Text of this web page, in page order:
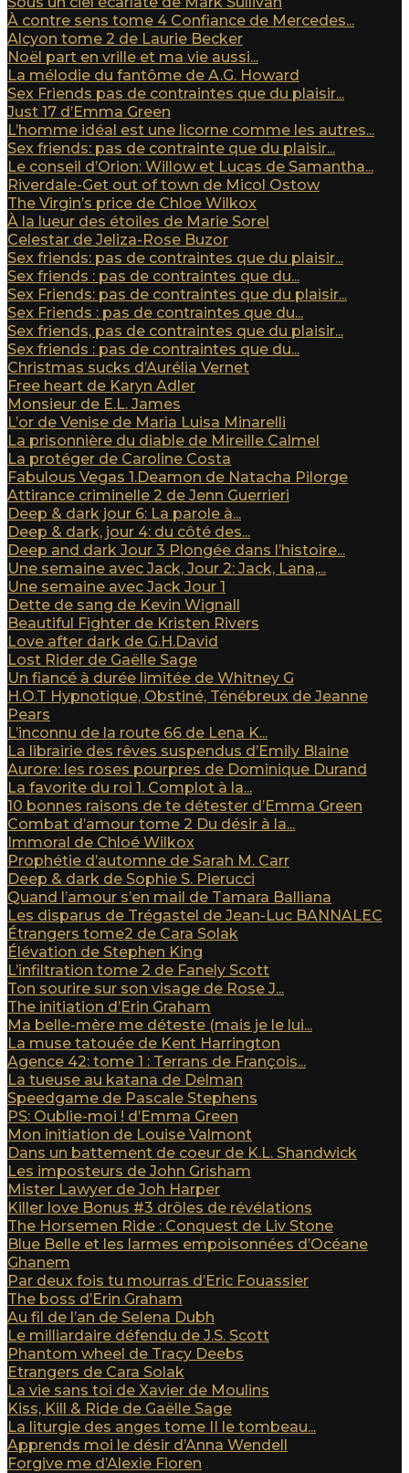
À contre sens tome 4 Confiance de Mercedes...
Alcyon tome 2 de Laurie Becker
Noël part en vrille et ma vie aussi...
La mélodie du fantôme de A.G. Howard
Sex Friends pas de contraintes que du plaisir...
Just 17 d’Emma Green
L’homme idéal est une licorne comme les autres...
Sex friends: pas de contrainte que du plaisir...
Le conseil d’Orion: Willow et Lucas de Samantha...
Riverdale-Get out of town de Micol Ostow
The Virgin’s price de Chloe Wilkox
À la lueur des étoiles de Marie Sorel
Celestar de Jeliza-Rose Buzor
Sex friends: pas de contraintes que du plaisir...
Sex friends : pas de contraintes que du...
Sex Friends: pas de contraintes que du plaisir...
Sex Friends : pas de contraintes que du...
Sex friends, pas de contraintes que du plaisir...
Sex friends : pas de contraintes que du...
Christmas sucks d’Aurélia Vernet
Free heart de Karyn Adler
Monsieur de E.L. James
L’or de Venise de Maria Luisa Minarelli
La prisonnière du diable de Mireille Calmel
La protéger de Caroline Costa
Fabulous Vegas 1.Deamon de Natacha Pilorge
Attirance criminelle 2 de Jenn Guerrieri
Deep & dark jour 6: La parole à...
Deep & dark, jour 4: du côté des...
Deep and dark Jour 3 Plongée dans l’histoire...
Une semaine avec Jack, Jour 2: Jack, Lana,...
Une semaine avec Jack Jour 1
Dette de sang de Kevin Wignall
Beautiful Fighter de Kristen Rivers
Love after dark de G.H.David
Lost Rider de Gaëlle Sage
Un fiancé à durée limitée de Whitney G
H.O.T Hypnotique, Obstiné, Ténébreux de Jeanne
Pears
L’inconnu de la route 66 de Lena K...
La librairie des rêves suspendus d’Emily Blaine
Aurore: les roses pourpres de Dominique Durand
La favorite du roi 1. Complot à la...
10 bonnes raisons de te détester d’Emma Green
Combat d’amour tome 2 Du désir à la...
Immoral de Chloé Wilkox
Prophétie d’automne de Sarah M. Carr
Deep & dark de Sophie S. Pierucci
Quand l’amour s’en mail de Tamara Balliana
Les disparus de Trégastel de Jean-Luc BANNALEC
Étrangers tome2 de Cara Solak
Élévation de Stephen King
L’infiltration tome 2 de Fanely Scott
Ton sourire sur son visage de Rose J...
The initiation d’Erin Graham
Ma belle-mère me déteste (mais je le lui...
La muse tatouée de Kent Harrington
Agence 42: tome 1 : Terrans de François...
La tueuse au katana de Delman
Speedgame de Pascale Stephens
PS: Oublie-moi ! d’Emma Green
Mon initiation de Louise Valmont
Dans un battement de coeur de K.L. Shandwick
Les imposteurs de John Grisham
Mister Lawyer de Joh Harper
Killer love Bonus #3 drôles de révélations
The Horsemen Ride : Conquest de Liv Stone
Blue Belle et les larmes empoisonnées d’Océane
Ghanem
Par deux fois tu mourras d’Eric Fouassier
The boss d’Erin Graham
Au fil de l’an de Selena Dubh
Le milliardaire défendu de J.S. Scott
Phantom wheel de Tracy Deebs
Etrangers de Cara Solak
La vie sans toi de Xavier de Moulins
Kiss, Kill & Ride de Gaëlle Sage
La liturgie des anges tome II le tombeau...
Apprends moi le désir d’Anna Wendell
Forgive me d’Alexie Fioren